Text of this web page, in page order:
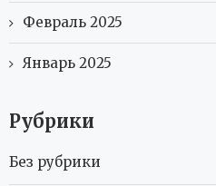
Февраль 2025
Январь 2025
Рубрики
Без рубрики